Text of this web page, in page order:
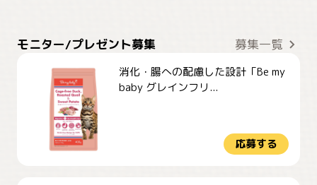
モニター/プレゼント募集 募集一覧
消化・腸への配慮した設計「Be my
baby グレインフリ...
応募する